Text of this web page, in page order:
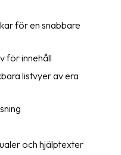
för en snabbare
för innehåll
listvyer av era
och hjälptexter